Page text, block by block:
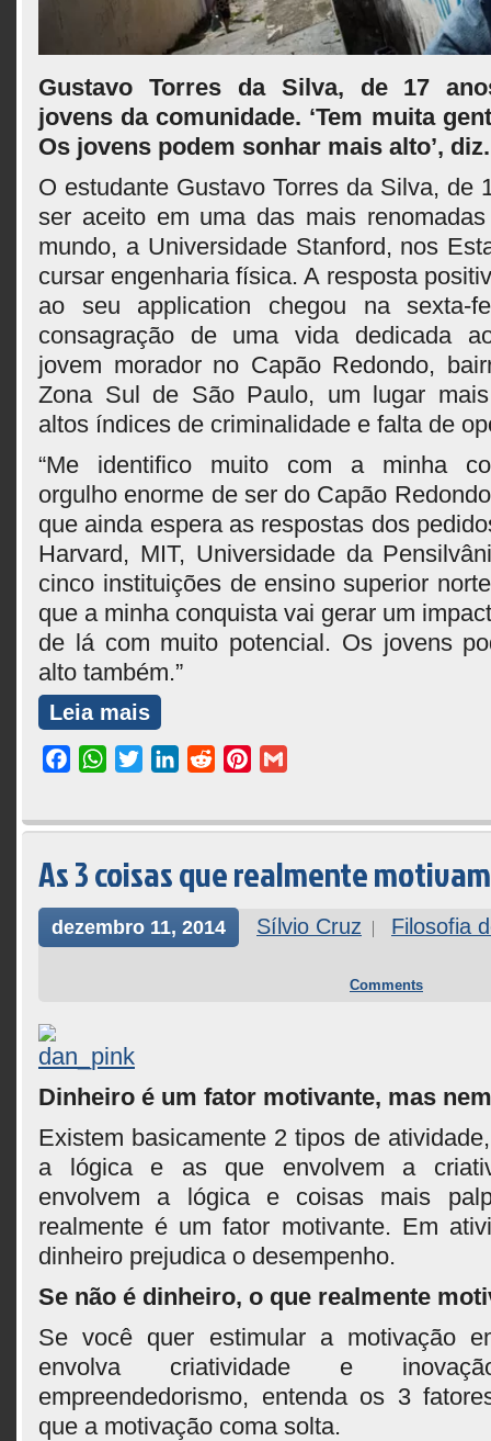
Gustavo Torres da Silva, de 17
jovens da comunidade. ‘Tem muita
Os jovens podem sonhar mais alto’, diz.
O estudante Gustavo Torres da Silva, de
ser aceito em uma das mais
mundo, a Universidade Stanford, nos
cursar engenharia física. A resposta
ao seu application chegou na
consagração de uma vida dedicada
jovem morador no Capão Redondo,
Zona Sul de São Paulo, um lugar
altos índices de criminalidade e falta de
“Me identifico muito com a minha
orgulho enorme de ser do Capão
que ainda espera as respostas dos
Harvard, MIT, Universidade da
cinco instituições de ensino superior
que a minha conquista vai gerar um
de lá com muito potencial. Os jovens
alto também.”
Leia mais
FacebookWhatsApp
TwitterLinkedInRedditPinterest
As 3 coisas que realmente
dezembro 11, 2014 Sílvio Cruz Filosofia
Comments
Dinheiro é um fator motivante, mas
Existem basicamente 2 tipos de
a lógica e as que envolvem a
envolvem a lógica e coisas mais
realmente é um fator motivante. Em
dinheiro prejudica o desempenho.
Se não é dinheiro, o que realmente
Se você quer estimular a motivação
envolva criatividade e
empreendedorismo, entenda os 3
que a motivação coma solta.